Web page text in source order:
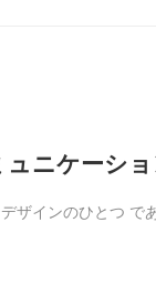
ニケーシ
ザインのひとつ で